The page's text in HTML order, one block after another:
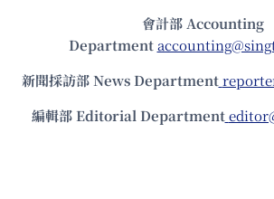
會計部 Accounting
Department
新聞採訪部 News Department
編輯部 Editorial Department